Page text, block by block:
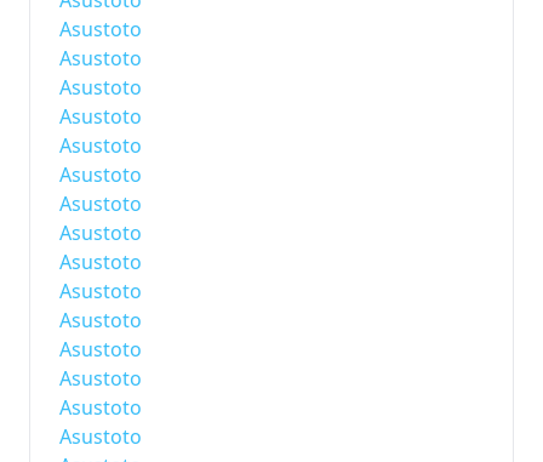
Asustoto
Asustoto
Asustoto
Asustoto
Asustoto
Asustoto
Asustoto
Asustoto
Asustoto
Asustoto
Asustoto
Asustoto
Asustoto
Asustoto
Asustoto